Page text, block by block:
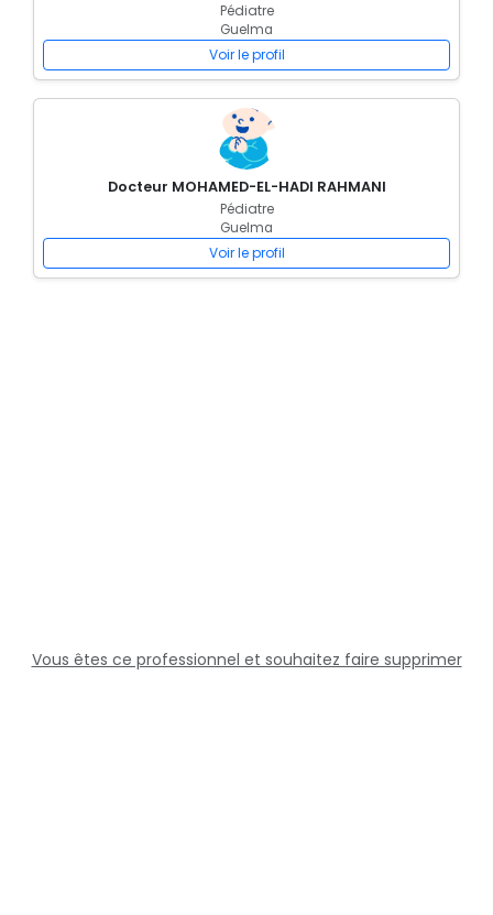
Pédiatre
Guelma
Voir le profil
Docteur MOHAMED-EL-HADI RAHMANI
Pédiatre
Guelma
Voir le profil
Vous êtes ce professionnel et souhaitez faire supprimer